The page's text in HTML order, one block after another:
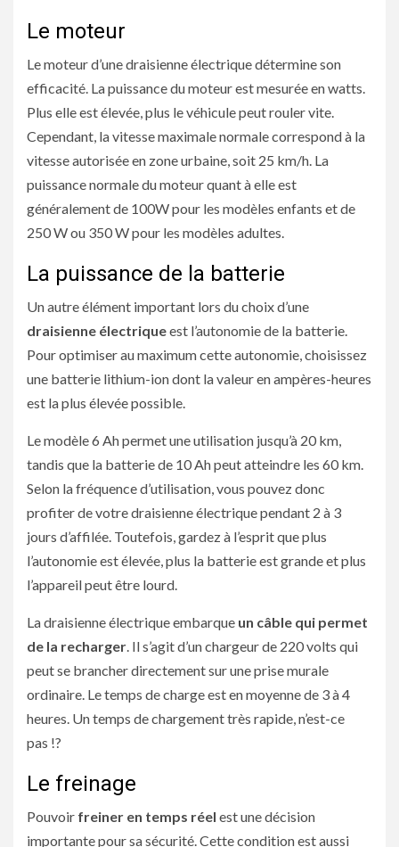
Le moteur
Le moteur d’une draisienne électrique détermine son
efficacité. La puissance du moteur est mesurée en watts.
Plus elle est élevée, plus le véhicule peut rouler vite.
Cependant, la vitesse maximale normale correspond à la
vitesse autorisée en zone urbaine, soit 25 km/h. La
puissance normale du moteur quant à elle est
généralement de 100W pour les modèles enfants et de
250 W ou 350 W pour les modèles adultes.
La puissance de la batterie
Un autre élément important lors du choix d’une
draisienne électriqueest l’autonomie de la batterie.
Pour optimiser au maximum cette autonomie, choisissez
une batterie lithium-ion dont la valeur en ampères-heures
est la plus élevée possible.
Le modèle 6 Ah permet une utilisation jusqu’à 20 km,
tandis que la batterie de 10 Ah peut atteindre les 60 km.
Selon la fréquence d’utilisation, vous pouvez donc
profiter de votre draisienne électrique pendant 2 à 3
jours d’affilée. Toutefois, gardez à l’esprit que plus
l’autonomie est élevée, plus la batterie est grande et plus
l’appareil peut être lourd.
La draisienne électrique embarque un câble qui permet
de la recharger. Il s’agit d’un chargeur de 220 volts qui
peut se brancher directement sur une prise murale
ordinaire. Le temps de charge est en moyenne de 3 à 4
heures. Un temps de chargement très rapide, n’est-ce
pas !?
Le freinage
Pouvoir freiner en temps réel est une décision
importante pour sa sécurité. Cette condition est aussi